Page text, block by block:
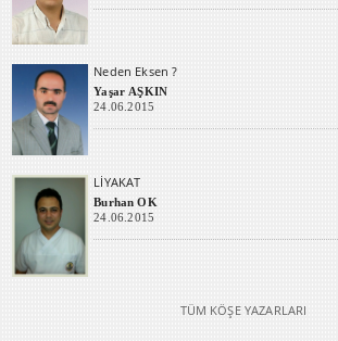
Neden Eksen ?
Yaşar AŞKIN
24.06.2015
LİYAKAT
Burhan OK
24.06.2015
TÜM KÖŞE YAZARLARI